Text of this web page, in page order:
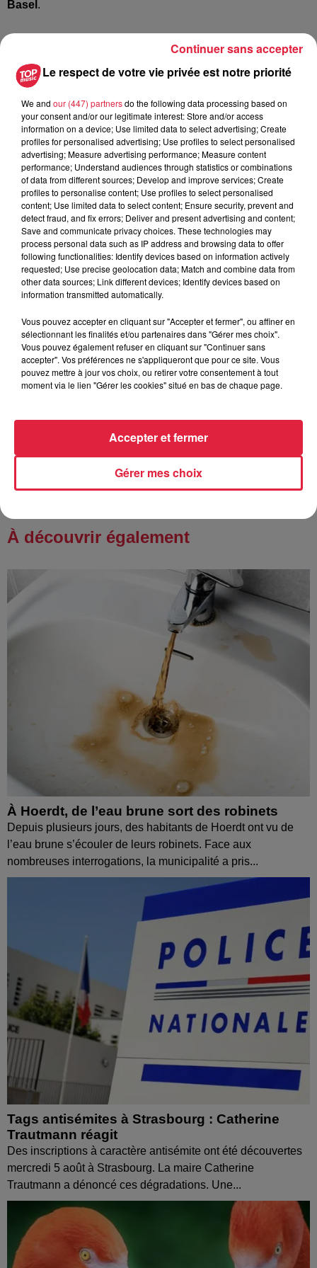
Basel .
Publié : 17 février 2025 à 6h00 - Modifié : 30 octobre 2025
Julia Clementz
A lire aussi
6 août 2026
À Hoerdt, de l’eau brune sort des
robinets
Tags antisémites à Strasbourg :
Catherine Trautmann réagit
Au zoo de Mulhouse : rencontre
avec les flamants rouges
À découvrir également
À Hoerdt, de l’eau brune sort des robinets
Depuis plusieurs jours, des habitants de Hoerdt ont vu de
l’eau brune s’écouler de leurs robinets. Face aux
nombreuses interrogations, la municipalité a pris...
Tags antisémites à Strasbourg : Catherine
Trautmann réagit
Des inscriptions à caractère antisémite ont été découvertes
mercredi 5 août à Strasbourg. La maire Catherine
Trautmann a dénoncé ces dégradations. Une...
Le respect de votre vie privée est notre priorité
We and our (447) partnersdo the following data processing based on
your consent and/or our legitimate interest: Store and/or access
information on a device; Use limited data to select advertising; Create
profiles for personalised advertising; Use profiles to select personalised
advertising; Measure advertising performance; Measure content
performance; Understand audiences through statistics or combinations
of data from different sources; Develop and improve services; Create
profiles to personalise content; Use profiles to select personalised
content; Use limited data to select content; Ensure security, prevent and
detect fraud, and fix errors; Deliver and present advertising and content;
Save and communicate privacy choices. These technologies may
process personal data such as IP address and browsing data to offer
following functionalities: Identify devices based on information actively
requested; Use precise geolocation data; Match and combine data from
other data sources; Link different devices; Identify devices based on
information transmitted automatically.
Vous pouvez accepter en cliquant sur "Accepter et fermer", ou affiner en
sélectionnant les finalités et/ou partenaires dans "Gérer mes choix".
Vous pouvez également refuser en cliquant sur "Continuer sans
accepter". Vos préférences ne s'appliqueront que pour ce site. Vous
pouvez mettre à jour vos choix, ou retirer votre consentement à tout
moment via le lien "Gérer les cookies" situé en bas de chaque page.
Gérer mes choix
Accepter et fermer
Continuer sans accepter